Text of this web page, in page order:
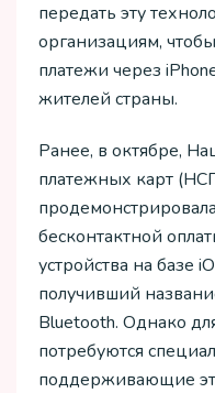
передать эту
организациям,
платежи через
жителей страны.
Ранее, в октябре,
платежных карт
бесконтактной
устройства на базе
получивший
Bluetooth. Однако
потребуются
поддерживающие